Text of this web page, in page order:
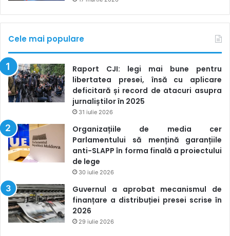
Punctual am putea spune că dadarismul e:
Negarea unor fapte demonstrate;
Devierea discuției spre altceva;
Scoaterea din context a unei informații;
Deplasarea accentelor de la subiectul sau ideea
discutată spre alt subiect/idee, de multe ori diferit/ă,
doar pentru a distrage atenția de la subiectul ori
ideea inițială,
Când se termină argumentele, se trece la atac la
Astfel, dadarismul nu este altceva decât o eroare logică,
admisă cu bună știință de cineva. O eroare logică de genul
Cele mai populare
Raport CJI: legi mai bune pentru
libertatea presei, însă cu aplicare
deficitară și record de atacuri asupra
jurnaliștilor în 2025
31 iulie 2026
Organizațiile de media cer
Parlamentului să mențină garanțiile
anti-SLAPP în forma finală a proiectului
de lege
30 iulie 2026
Guvernul a aprobat mecanismul de
finanțare a distribuției presei scrise în
2026
29 iulie 2026